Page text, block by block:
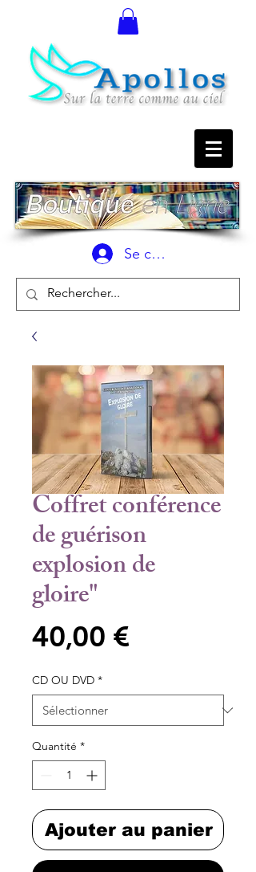
Se connecter
Coffret conférence
de guérison
explosion de
gloire"
40,00 €
CD OU DVD *
Quantité *
Ajouter au panier